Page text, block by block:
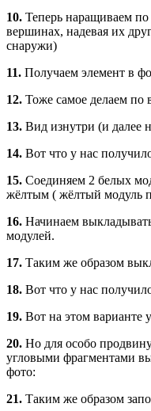
10. Теперь наращиваем
вершинах, надевая их
снаружи)
11. Получаем элемент в
12. Тоже самое делаем по
13. Вид изнутри (и далее
14. Вот что у нас
15. Соединяем 2 белых
жёлтым ( жёлтый модуль
16. Начинаем
модулей.
17. Таким же образом
18. Вот что у нас
19. Вот на этом варианте
20. Но для особо
угловыми фрагментами
фото:
21. Таким же образом